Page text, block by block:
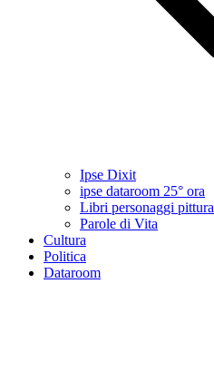
Ipse Dixit
ipse dataroom 25° ora
Libri personaggi pittura
Parole di Vita
Cultura
Politica
Dataroom